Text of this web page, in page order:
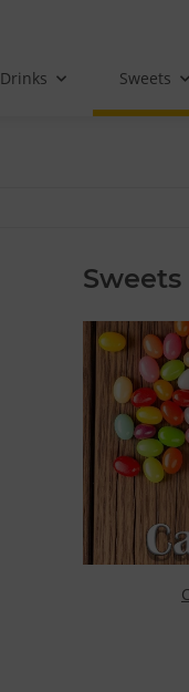
Drinks Sweets
Sweets